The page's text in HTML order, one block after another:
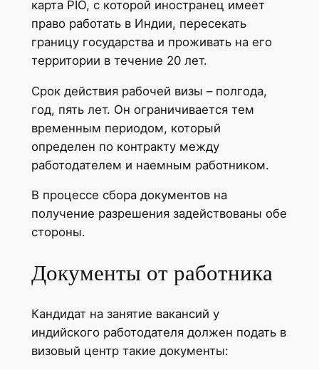
карта PIO, с которой иностранец имеет
право работать в Индии, пересекать
границу государства и проживать на его
территории в течение 20 лет.
Срок действия рабочей визы – полгода,
год, пять лет. Он ограничивается тем
временным периодом, который
определен по контракту между
работодателем и наемным работником.
В процессе сбора документов на
получение разрешения задействованы обе
стороны.
Документы от работника
Кандидат на занятие вакансий у
индийского работодателя должен подать в
визовый центр такие документы: